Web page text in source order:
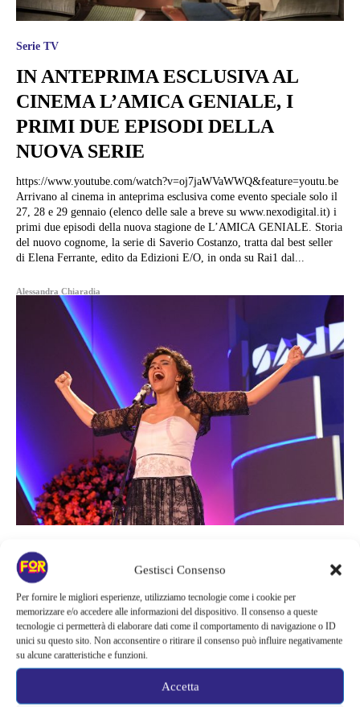
Gestisci Consenso
Per fornire le migliori esperienze, utilizziamo tecnologie come i cookie per
memorizzare e/o accedere alle informazioni del dispositivo. Il consenso a queste
tecnologie ci permetterà di elaborare dati come il comportamento di navigazione o ID
unici su questo sito. Non acconsentire o ritirare il consenso può influire negativamente
su alcune caratteristiche e funzioni.
Accetta
Serie TV
IN ANTEPRIMA ESCLUSIVA AL
CINEMA L’AMICA GENIALE, I
PRIMI DUE EPISODI DELLA
NUOVA SERIE
https://www.youtube.com/watch?v=oj7jaWVaWWQ&feature=youtu.be
Arrivano al cinema in anteprima esclusiva come evento speciale solo il
27, 28 e 29 gennaio (elenco delle sale a breve su www.nexodigital.it) i
primi due episodi della nuova stagione de L’AMICA GENIALE. Storia
del nuovo cognome, la serie di Saverio Costanzo, tratta dal best seller
di Elena Ferrante, edito da Edizioni E/O, in onda su Rai1 dal...
Alessandra Chiaradia
Costume
“IO SONO MIA”: LA RECENSIONE
DEL FILM EVENTO IN ANTEPRIMA
https://www.youtube.com/watch?v=7VJlVRi4BVY&feature=youtu.be
“Io sono Mia” è lo splendido e toccante film evento diretto dal regista
Riccardo Donna, scritto da Monica Rametta, prodotto da Eliseo Fiction
sotto l’egida di Luca Barbareschi in collaborazione con Rai Fiction e